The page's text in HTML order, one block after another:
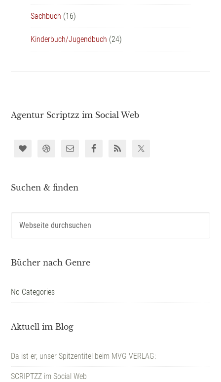
Sachbuch (16)
Kinderbuch/Jugendbuch (24)
Agentur Scriptzz im Social Web
Suchen & finden
Bücher nach Genre
No Categories
Aktuell im Blog
Da ist er, unser Spitzentitel beim MVG VERLAG:
SCRIPTZZ im Social Web